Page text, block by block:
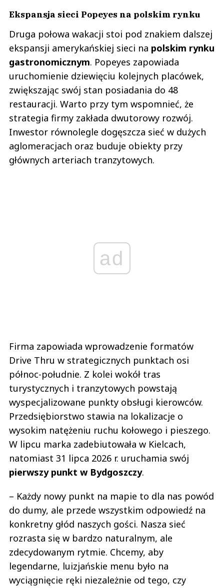
Ekspansja sieci Popeyes na polskim rynku
Druga połowa wakacji stoi pod znakiem dalszej
ekspansji amerykańskiej sieci na polskim rynku
gastronomicznym. Popeyes zapowiada
uruchomienie dziewięciu kolejnych placówek,
zwiększając swój stan posiadania do 48
restauracji. Warto przy tym wspomnieć, że
strategia firmy zakłada dwutorowy rozwój.
Inwestor równolegle dogęszcza sieć w dużych
aglomeracjach oraz buduje obiekty przy
głównych arteriach tranzytowych.
ad
Firma zapowiada wprowadzenie formatów
Drive Thru w strategicznych punktach osi
północ-południe. Z kolei wokół tras
turystycznych i tranzytowych powstają
wyspecjalizowane punkty obsługi kierowców.
Przedsiębiorstwo stawia na lokalizacje o
wysokim natężeniu ruchu kołowego i pieszego.
W lipcu marka zadebiutowała w Kielcach,
natomiast 31 lipca 2026 r. uruchamia swój
pierwszy punkt w Bydgoszczy.
– Każdy nowy punkt na mapie to dla nas powód
do dumy, ale przede wszystkim odpowiedź na
konkretny głód naszych gości. Nasza sieć
rozrasta się w bardzo naturalnym, ale
zdecydowanym rytmie. Chcemy, aby
legendarne, luizjańskie menu było na
wyciągnięcie ręki niezależnie od tego, czy